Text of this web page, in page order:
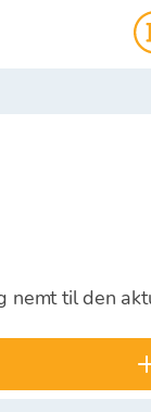
nemt til den